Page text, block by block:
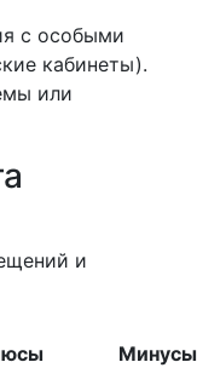
с особыми
кабинеты).
или
и
Минусы